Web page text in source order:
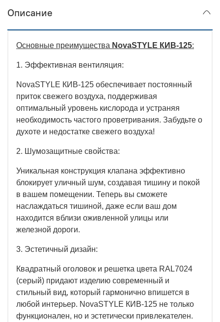
Описание
Основные преимущества NovaSTYLE КИВ-125:
1. Эффективная вентиляция:
NovaSTYLE КИВ-125 обеспечивает постоянный
приток свежего воздуха, поддерживая
оптимальный уровень кислорода и устраняя
необходимость частого проветривания. Забудьте о
духоте и недостатке свежего воздуха!
2. Шумозащитные свойства:
Уникальная конструкция клапана эффективно
блокирует уличный шум, создавая тишину и покой
в вашем помещении. Теперь вы сможете
наслаждаться тишиной, даже если ваш дом
находится вблизи оживленной улицы или
железной дороги.
3. Эстетичный дизайн:
Квадратный оголовок и решетка цвета RAL7024
(серый) придают изделию современный и
стильный вид, который гармонично впишется в
любой интерьер. NovaSTYLE КИВ-125 не только
функционален, но и эстетически привлекателен.